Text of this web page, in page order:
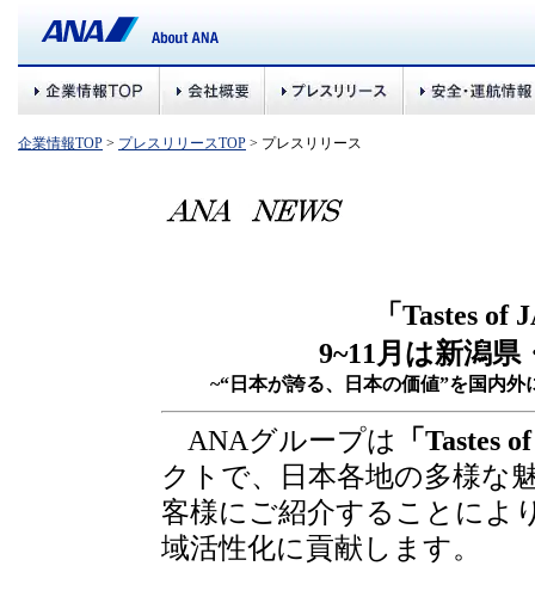
企業情報TOP > プレスリリースTOP > プレスリリース
「Tastes of
9~11月は新潟
~“日本が誇る、日本の価値”を国内
ANAグループは
「Tastes
クトで、日本各地の多様な
客様にご紹介することによ
域活性化に貢献します。